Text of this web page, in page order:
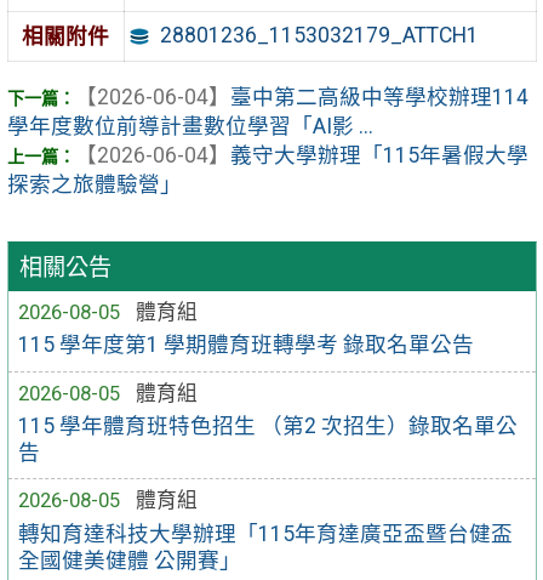
相關公告
2026-08-05
體育組
115 學年度第1 學期體育班轉學考 錄取名單公告
2026-08-05
體育組
115 學年體育班特色招生 （第2 次招生）錄取名單公
告
2026-08-05
體育組
轉知育達科技大學辦理「115年育達廣亞盃暨台健盃
全國健美健體 公開賽」
相關附件 28801236_1153032179_ATTCH1
【2026-06-04】 臺中第二高級中等學校辦理114
學年度數位前導計畫數位學習「AI影 ...
【2026-06-04】 義守大學辦理「115年暑假大學
探索之旅體驗營」